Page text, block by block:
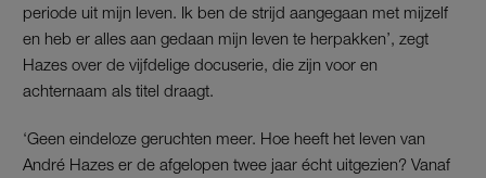
periode uit mijn leven. Ik ben de strijd aangegaan met mijzelf
en heb er alles aan gedaan mijn leven te herpakken’, zegt
Hazes over de vijfdelige docuserie, die zijn voor en
achternaam als titel draagt.
‘Geen eindeloze geruchten meer. Hoe heeft het leven van
André Hazes er de afgelopen twee jaar écht uitgezien? Vanaf